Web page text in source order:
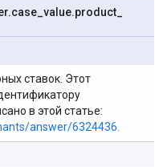
.case value.product
ставок. Этот
в этой статье:
answer/6324436.